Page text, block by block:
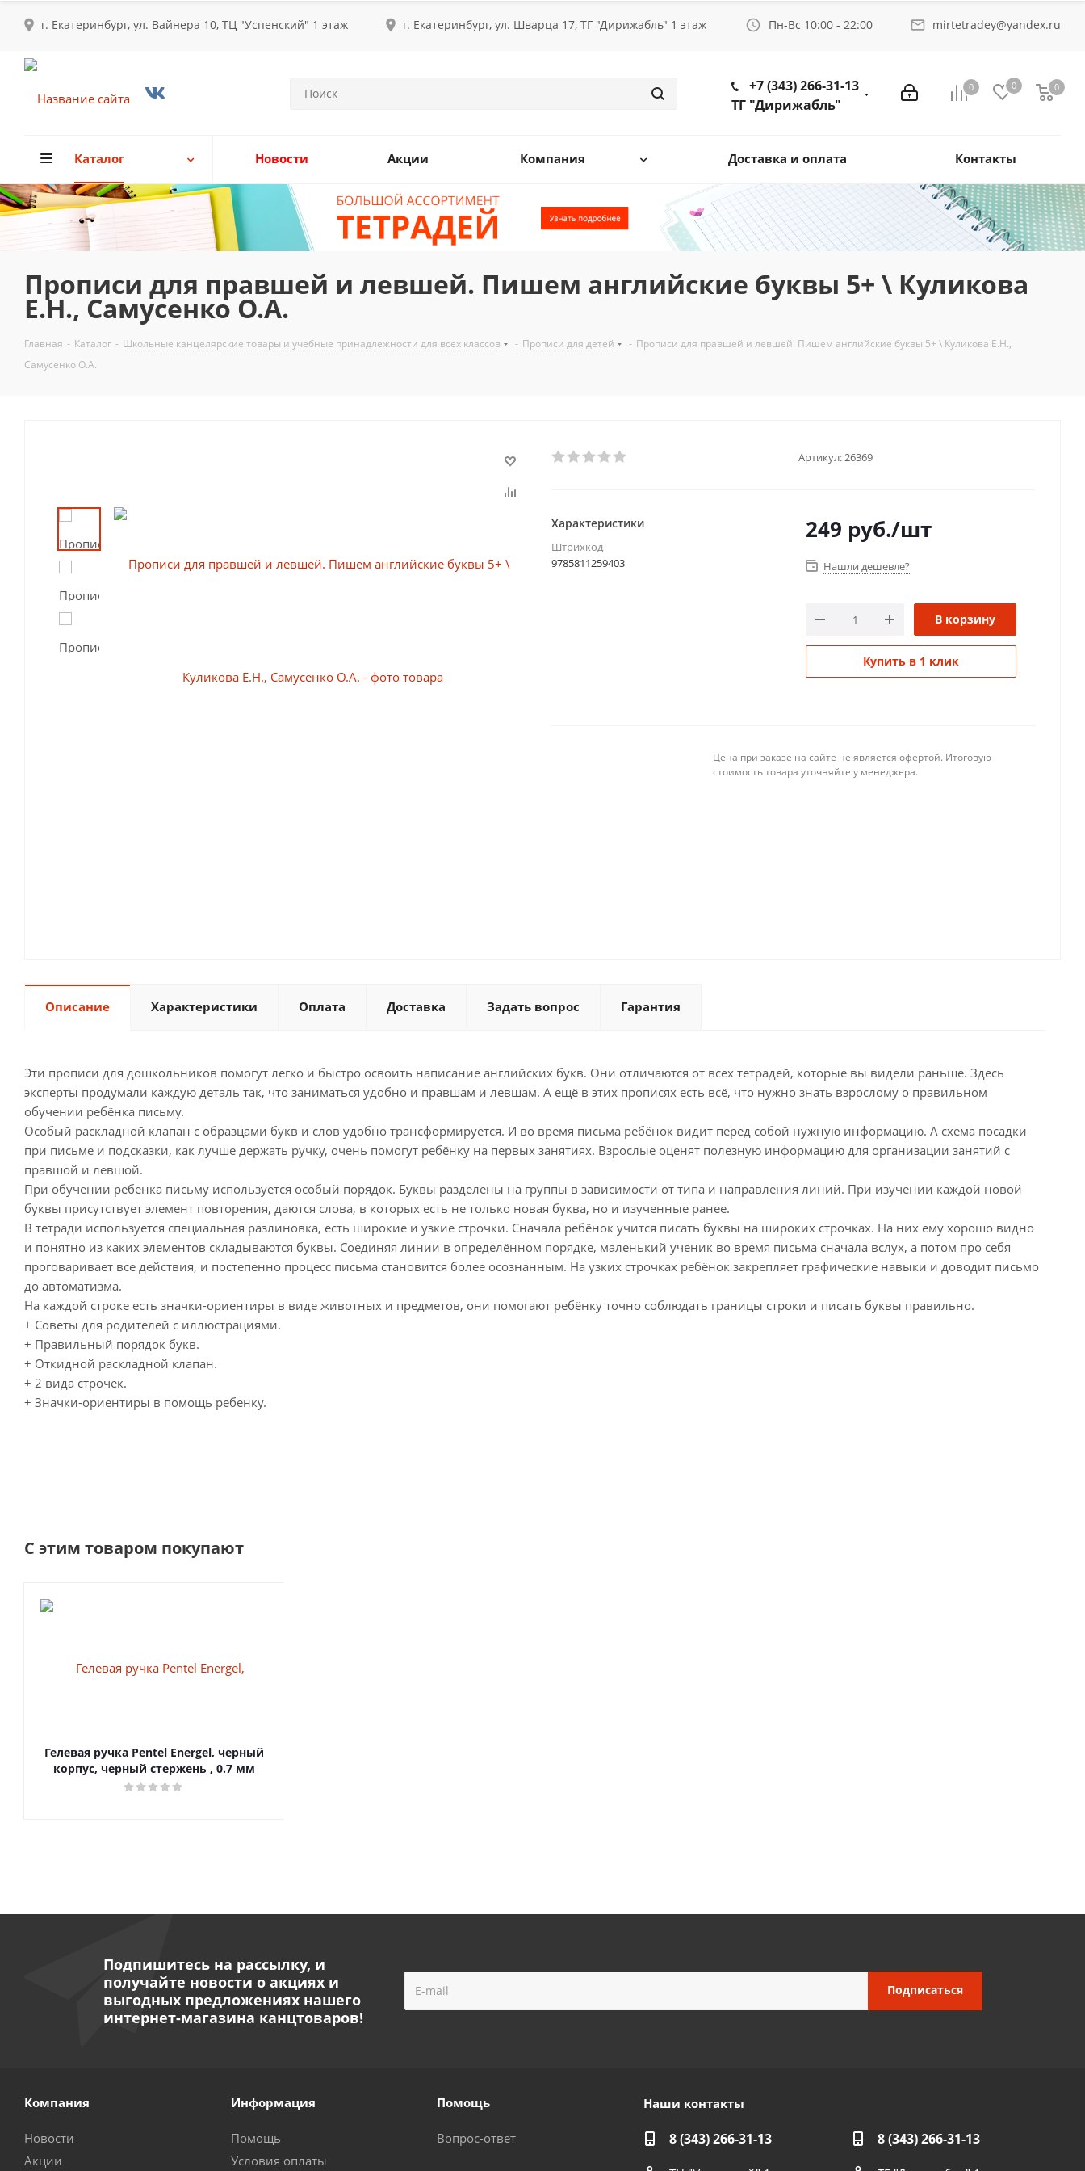
г. Екатеринбург, ул. Вайнера 10, ТЦ "Успенский" 1 этаж г. Екатеринбург, ул. Шварца 17, ТГ "Дирижабль" 1 этаж Пн-Вс 10:00 - 22:00 mirtetradey@yandex.ru
0 0 0
+7 (343) 266-31-13
ТГ "Дирижабль"
Каталог Новости Акции Компания Доставка и оплата Контакты
Прописи для правшей и левшей. Пишем английские буквы 5+ \ Куликова
Е.Н., Самусенко О.А.
Главная - Каталог - Школьные канцелярские товары и учебные принадлежности для всех классов - Прописи для детей - Прописи для правшей и левшей. Пишем английские буквы 5+ \ Куликова Е.Н.,
Самусенко О.А.
Артикул:26369
Характеристики
Штрихкод
9785811259403
249 руб./шт
Нашли дешевле?
В корзину
Купить в 1 клик
Цена при заказе на сайте не является офертой. Итоговую
стоимость товара уточняйте у менеджера.
Описание Характеристики Оплата Доставка Задать вопрос Гарантия
Эти прописи для дошкольников помогут легко и быстро освоить написание английских букв. Они отличаются от всех тетрадей, которые вы видели раньше. Здесь
эксперты продумали каждую деталь так, что заниматься удобно и правшам и левшам. А ещё в этих прописях есть всё, что нужно знать взрослому о правильном
обучении ребёнка письму.
Особый раскладной клапан с образцами букв и слов удобно трансформируется. И во время письма ребёнок видит перед собой нужную информацию. А схема посадки
при письме и подсказки, как лучше держать ручку, очень помогут ребёнку на первых занятиях. Взрослые оценят полезную информацию для организации занятий с
правшой и левшой.
При обучении ребёнка письму используется особый порядок. Буквы разделены на группы в зависимости от типа и направления линий. При изучении каждой новой
буквы присутствует элемент повторения, даются слова, в которых есть не только новая буква, но и изученные ранее.
В тетради используется специальная разлиновка, есть широкие и узкие строчки. Сначала ребёнок учится писать буквы на широких строчках. На них ему хорошо видно
и понятно из каких элементов складываются буквы. Соединяя линии в определённом порядке, маленький ученик во время письма сначала вслух, а потом про себя
проговаривает все действия, и постепенно процесс письма становится более осознанным. На узких строчках ребёнок закрепляет графические навыки и доводит письмо
до автоматизма.
На каждой строке есть значки-ориентиры в виде животных и предметов, они помогают ребёнку точно соблюдать границы строки и писать буквы правильно.
+ Советы для родителей с иллюстрациями.
+ Правильный порядок букв.
+ Откидной раскладной клапан.
+ 2 вида строчек.
+ Значки-ориентиры в помощь ребенку.
С этим товаром покупают
Гелевая ручка Pentel Energel, черный
корпус, черный стержень , 0.7 мм
Подпишитесь на рассылку, и
получайте новости о акциях и
выгодных предложениях нашего
интернет-магазина канцтоваров!
Компания
Новости
Акции
Информация
Помощь
Условия оплаты
Помощь
Вопрос-ответ
Наши контакты
8 (343) 266-31-13 8 (343) 266-31-13